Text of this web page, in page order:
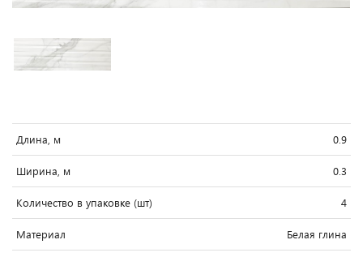
Длина, м 0.9
Ширина, м 0.3
Количество в упаковке (шт) 4
Материал Белая глина